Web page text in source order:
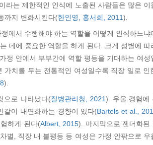
라는 제한적인 인식에 노출된 사람들은 많은 이
까지 변화시킨다(한인영, 홍서희, 2011).
에서 수행해야 하는 역할을 어떻게 인식하느냐
데에 중요한 역할을 하게 된다. 크게 성별에 따
정 안에서 부부간에 역할 평등을 기대하는 여성
치를 두는 전통적인 여성일수록 직장 일로 인
).
으로 나타났다(질병관리청, 2021). 우울 경험에
같이 내면화하는 경향이 있다(Bartels et al.,
하게 된다(Albert, 2015). 마지막으로 젠더화된
별, 직장 내 불평등 등 여성은 가정 안팎으로 우